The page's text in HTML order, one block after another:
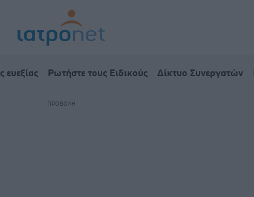
ευεξίας Ρωτήστε τους Ειδικούς Δίκτυο Συνεργατών